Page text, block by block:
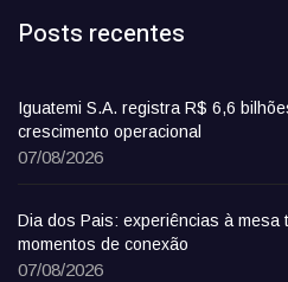
Posts recentes
Iguatemi S.A. registra R$ 6,6
crescimento operacional
07/08/2026
Dia dos Pais: experiências à mesa
momentos de conexão
07/08/2026